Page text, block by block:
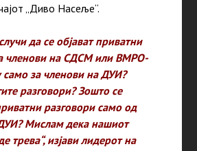
„Диво Насеље“.
да се објават приватни
членови на СДСМ или ВМРО-
за членови на ДУИ?
разговори? Зошто се
разговори само од
Мислам дека нашиот
трева“, изјави лидерот на